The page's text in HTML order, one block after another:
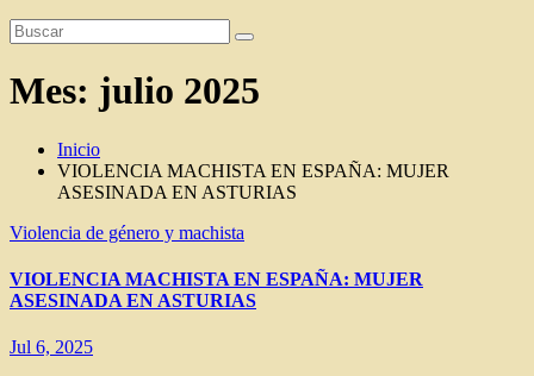
Mes: julio 2025
Inicio
VIOLENCIA MACHISTA EN ESPAÑA: MUJER
ASESINADA EN ASTURIAS
Violencia de género y machista
VIOLENCIA MACHISTA EN ESPAÑA: MUJER
ASESINADA EN ASTURIAS
Jul 6, 2025